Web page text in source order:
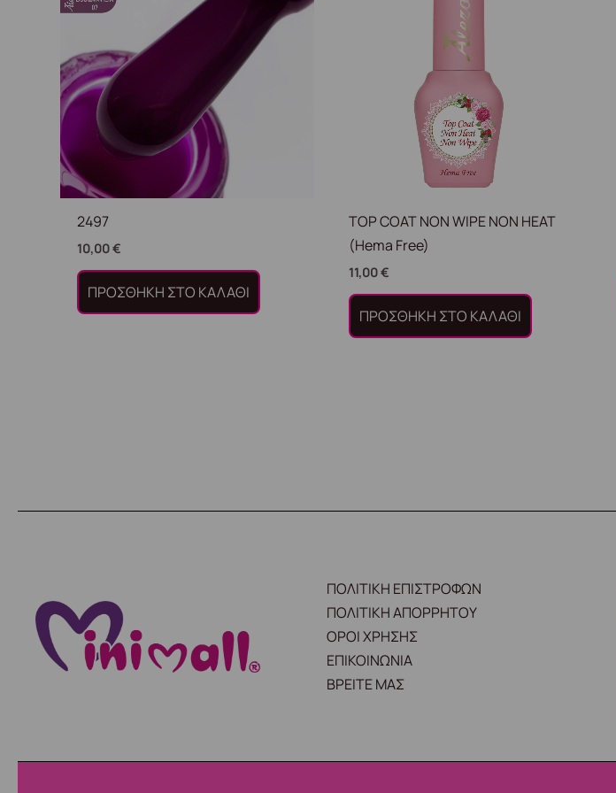
2497
10,00€
ΠΡΟΣΘΉΚΗ ΣΤΟ ΚΑΛΆΘΙ
TOP COAT NON WIPE NON HEAT
(Hema Free)
11,00€
ΠΡΟΣΘΉΚΗ ΣΤΟ ΚΑΛΆΘΙ
ΠΟΛΙΤΙΚΗ ΕΠΙΣΤΡΟΦΩΝ
ΠΟΛΙΤΙΚΗ ΑΠΟΡΡΗΤΟΥ
ΟΡΟΙ ΧΡΗΣΗΣ
ΕΠΙΚΟΙΝΩΝΙΑ
ΒΡΕΙΤΕ ΜΑΣ